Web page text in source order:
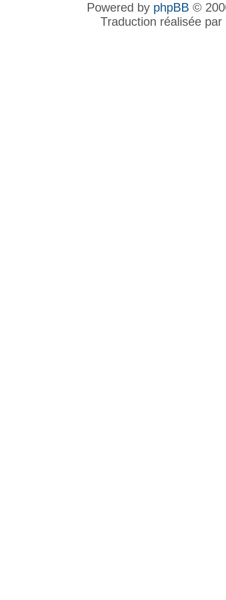
Powered by phpBB ©
Traduction réalisée par